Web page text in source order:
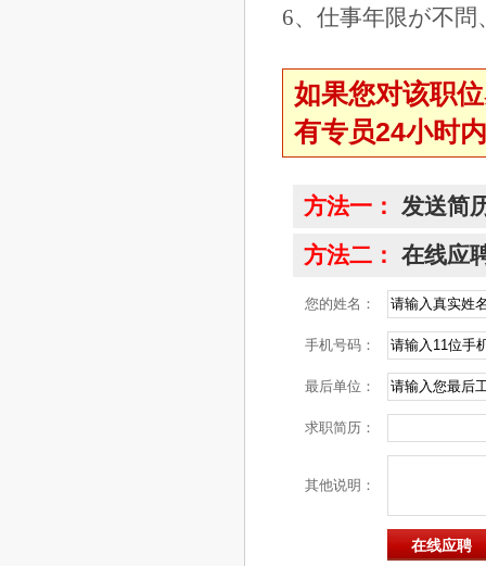
6、仕事年限が不
如果您对该职
有专员24小时
方法一：
发送简
方法二：
在线应
您的姓名：
手机号码：
最后单位：
求职简历：
其他说明：